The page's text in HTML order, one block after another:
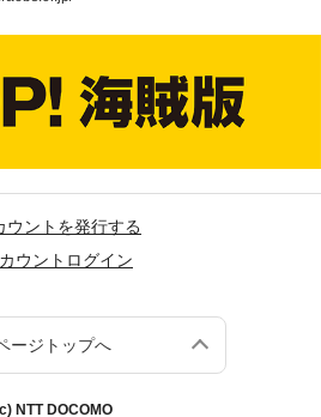
ウントを発行する
ウントログイン
ージトップへ
NTT DOCOMO